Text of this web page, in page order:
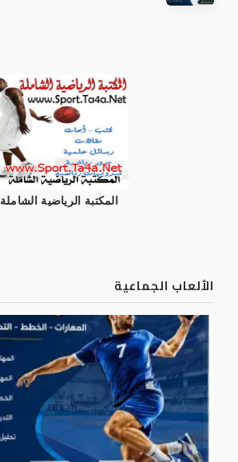
المكتبة الرياضية الشاملة
الألعاب الجماعية